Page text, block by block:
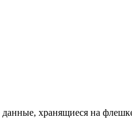
хранящиеся на